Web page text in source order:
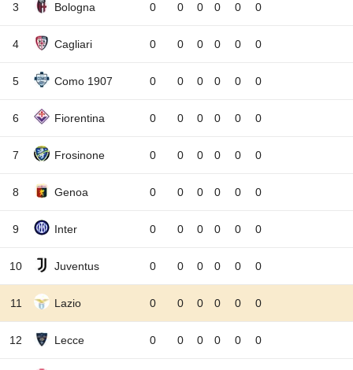
3 Bologna 0 0 0 0 0 0
4 Cagliari 0 0 0 0 0 0
5 Como 1907 0 0 0 0 0 0
6 Fiorentina 0 0 0 0 0 0
7 Frosinone 0 0 0 0 0 0
8 Genoa 0 0 0 0 0 0
9 Inter 0 0 0 0 0 0
10 Juventus 0 0 0 0 0 0
11 Lazio 0 0 0 0 0 0
12 Lecce 0 0 0 0 0 0